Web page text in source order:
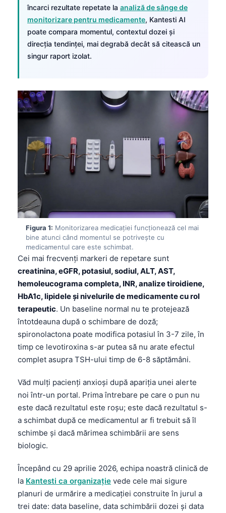
încarci rezultate repetate la analiză de sânge de
monitorizare pentru medicamente, Kantesti AI
poate compara momentul, contextul dozei și
direcția tendinței, mai degrabă decât să citească un
singur raport izolat.
Figura 1: Monitorizarea medicației funcționează cel mai
bine atunci când momentul se potrivește cu
medicamentul care este schimbat.
Cei mai frecvenți markeri de repetare sunt
creatinina, eGFR, potasiul, sodiul, ALT, AST,
hemoleucograma completa, INR, analize tiroidiene,
HbA1c, lipidele și nivelurile de medicamente cu rol
terapeutic. Un baseline normal nu te protejează
întotdeauna după o schimbare de doză;
spironolactona poate modifica potasiul în 3-7 zile, în
timp ce levotiroxina s-ar putea să nu arate efectul
complet asupra TSH-ului timp de 6-8 săptămâni.
Văd mulți pacienți anxioși după apariția unei alerte
noi într-un portal. Prima întrebare pe care o pun nu
este dacă rezultatul este roșu; este dacă rezultatul s-
a schimbat după ce medicamentul ar fi trebuit să îl
schimbe și dacă mărimea schimbării are sens
biologic.
Începând cu 29 aprilie 2026, echipa noastră clinică de
la Kantesti ca organizație vede cele mai sigure
planuri de urmărire a medicației construite în jurul a
trei date: data baseline, data schimbării dozei și data